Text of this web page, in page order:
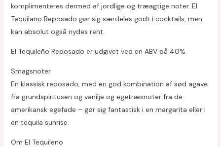
komplimenteres dermed af jordlige og træagtige noter. El
Tequilaño Reposado gør sig særdeles godt i cocktails, men
kan absolut også nydes rent.
El Tequileño Reposado er udgivet ved en ABV på 40%.
Smagsnoter
En klassisk reposado, med en god kombination af sød agave
fra grundspiritusen og vanilje og egetræsnoter fra de
amerikansk egefade – gør sig fantastisk i en margarita eller i
en tequila sunrise.
Om El Tequileno